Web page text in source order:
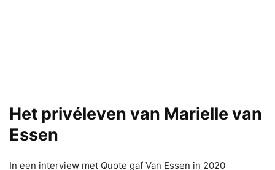
Het privéleven van Marielle van
Essen
In een interview met Quote gaf Van Essen in 2020